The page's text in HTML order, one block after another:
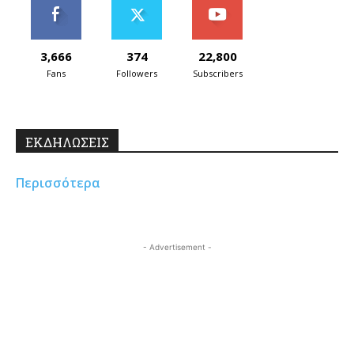
3,666
Fans
374
Followers
22,800
Subscribers
ΕΚΔΗΛΩΣΕΙΣ
Περισσότερα
- Advertisement -